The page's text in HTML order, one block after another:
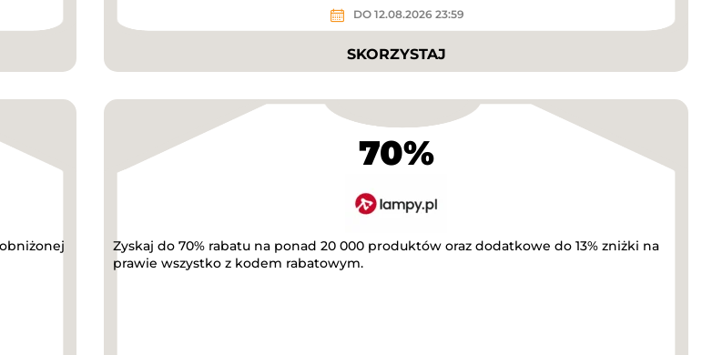
DO 12.08.2026 23:59
SKORZYSTAJ
70%
Zyskaj do 70% rabatu na ponad 20 000 produktów oraz dodatkowe do 13% zniżki na
prawie wszystko z kodem rabatowym.